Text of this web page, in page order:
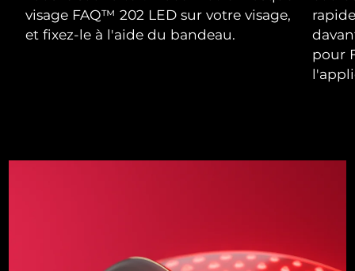
visage FAQ™ 202 LED sur votre visage,
et fixez-le à l'aide du bandeau.
pour